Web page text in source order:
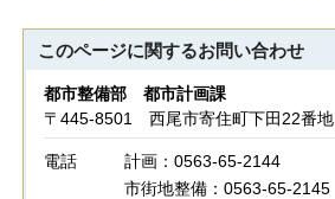
このページに関するお問い合わせ
都市整備部 都市計画課
〒445-8501 西尾市寄住町下田22番地
電話
計画：0563-65-2144
市街地整備：0563-65-2145